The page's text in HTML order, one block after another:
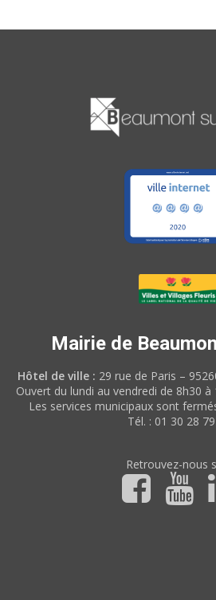
Mairie de
Hôtel de ville : 29 rue de Paris –
Ouvert du lundi au vendredi de 8h30
Les services municipaux sont
Tél. : 01 30 28
Retrouvez-nous